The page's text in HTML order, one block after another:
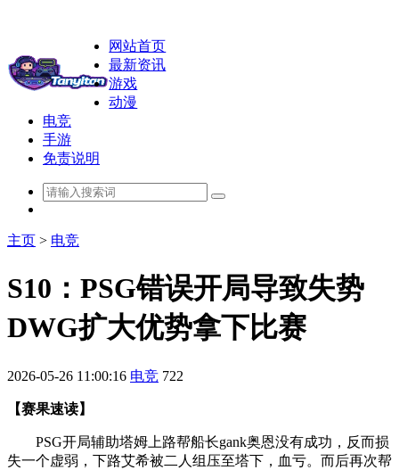
网站首页
最新资讯
游戏
动漫
电竞
手游
免责说明
主页 > 电竞
S10：PSG错误开局导致失势
DWG扩大优势拿下比赛
2026-05-26 11:00:16 电竞 722
【赛果速读】
PSG开局辅助塔姆上路帮船长gank奥恩没有成功，反而损
失一个虚弱，下路艾希被二人组压至塔下，血亏。而后再次帮